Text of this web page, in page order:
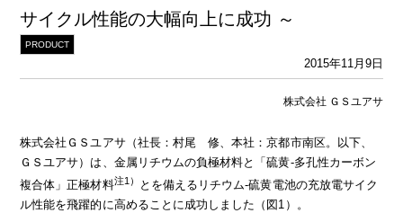
サイクル性能の大幅向上に成功 ～
PRODUCT
2015年11月9日
株式会社 ＧＳユアサ
株式会社ＧＳユアサ（社長：村尾 修、本社：京都市南区。以下、
ＧＳユアサ）は、金属リチウムの負極材料と「硫黄‐多孔性カーボン
複合体」正極材料注1）
とを備えるリチウム‐硫黄電池の充放電サイク
ル性能を飛躍的に高めることに成功しました（図1）。